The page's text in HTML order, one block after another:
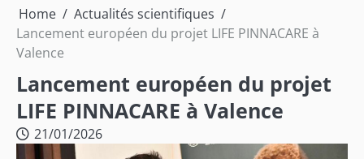
Home
Actualités scientifiques
Lancement européen du projet LIFE PINNACARE à
Valence
Lancement européen du projet
LIFE PINNACARE à Valence
21/01/2026